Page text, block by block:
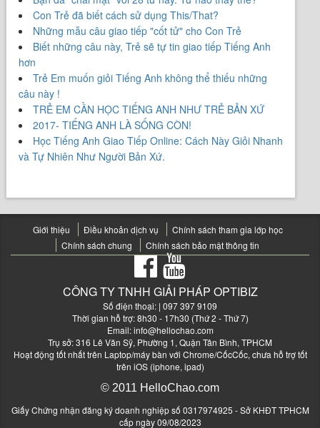
Con Trẻ đã biết cách sử dụng This/That?
Những mẫu câu giao tiếp "cốt tử" cho Con Trẻ
Biết những câu này, Trẻ sẽ tự tin giao tiếp Tiếng Anh
hơn
Trẻ Em muốn giỏi Tiếng Anh không thể thiếu những
câu này !
TRẺ EM CẦN HỌC TIẾNG ANH NHƯ TRẺ BẢN XỨ
2017- TIẾNG ANH LÀ SỐNG CÒN!
Học Tiếng Anh Giao Tiếp Online: Cách Này Giỏi Nhanh
và Tự Nhiên Như Người Bản Xứ.
Giới thiệu Điều khoản dịch vụ
Chính sách tham gia lớp học
Chính sách chung
Chính sách bảo mật thông tin
CÔNG TY TNHH GIẢI PHÁP OPTIBIZ
Số điện thoại: | 097 397 9109
Thời gian hỗ trợ: 8h30 - 17h30 (Thứ 2 - Thứ 7)
Email:info@hellochao.com
Trụ sở: 316 Lê Văn Sỹ, Phường 1, Quận Tân Bình, TPHCM
Hoạt động tốt nhất trên Laptop/máy bàn với Chrome/CốcCốc, chưa hỗ trợ tốt
trên iOS (iphone, ipad)
© 2011 HelloChao.com
Giấy Chứng nhận đăng ký doanh nghiệp số 0317974925 - Sở KHĐT TPHCM
cấp ngày 09/08/2023